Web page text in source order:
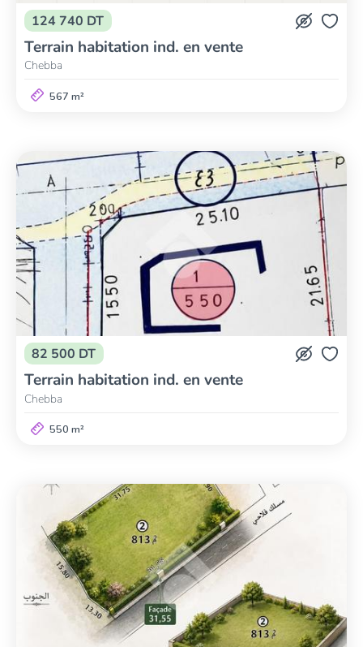
124 740 DT
Terrain habitation ind. en vente
Chebba
567 m²
82 500 DT
Terrain habitation ind. en vente
Chebba
550 m²